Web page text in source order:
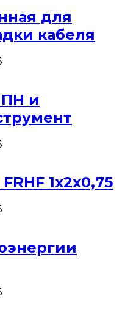
для
кабеля
и
1х2х0,75